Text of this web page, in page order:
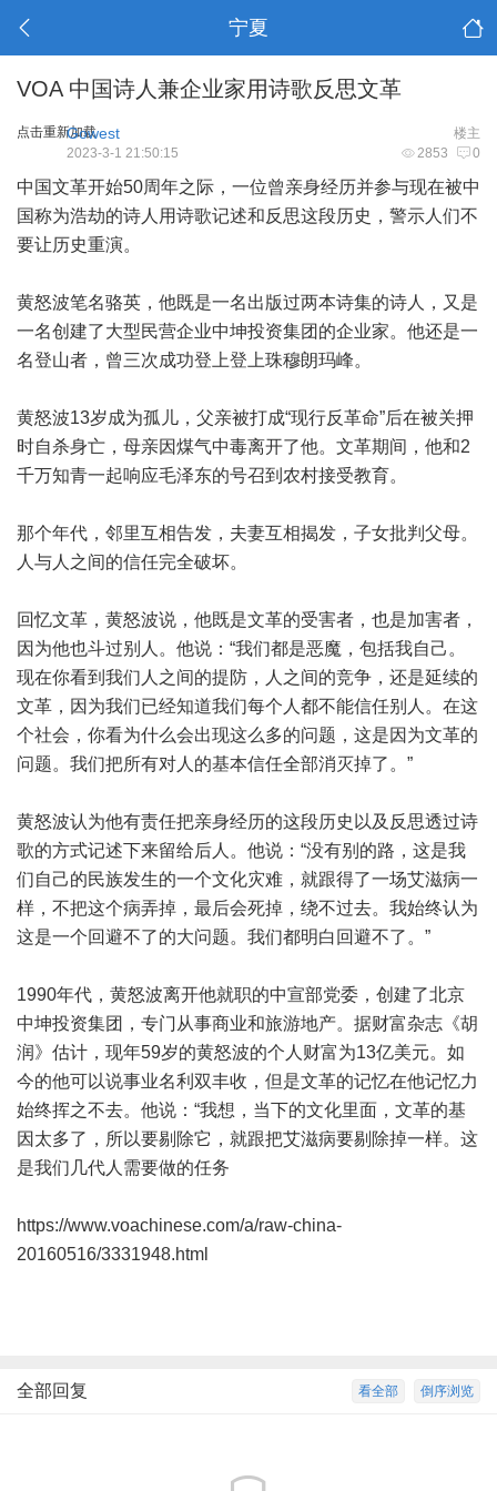
宁夏
VOA 中国诗人兼企业家用诗歌反思文革
点击重新加载 楼主
Gowest
2853 0
2023-3-1 21:50:15
中国文革开始50周年之际，一位曾亲身经历并参与现在被中
国称为浩劫的诗人用诗歌记述和反思这段历史，警示人们不
要让历史重演。
黄怒波笔名骆英，他既是一名出版过两本诗集的诗人，又是
一名创建了大型民营企业中坤投资集团的企业家。他还是一
名登山者，曾三次成功登上登上珠穆朗玛峰。
黄怒波13岁成为孤儿，父亲被打成“现行反革命”后在被关押
时自杀身亡，母亲因煤气中毒离开了他。文革期间，他和2
千万知青一起响应毛泽东的号召到农村接受教育。
那个年代，邻里互相告发，夫妻互相揭发，子女批判父母。
人与人之间的信任完全破坏。
回忆文革，黄怒波说，他既是文革的受害者，也是加害者，
因为他也斗过别人。他说：“我们都是恶魔，包括我自己。
现在你看到我们人之间的提防，人之间的竞争，还是延续的
文革，因为我们已经知道我们每个人都不能信任别人。在这
个社会，你看为什么会出现这么多的问题，这是因为文革的
问题。我们把所有对人的基本信任全部消灭掉了。”
黄怒波认为他有责任把亲身经历的这段历史以及反思透过诗
歌的方式记述下来留给后人。他说：“没有别的路，这是我
们自己的民族发生的一个文化灾难，就跟得了一场艾滋病一
样，不把这个病弄掉，最后会死掉，绕不过去。我始终认为
这是一个回避不了的大问题。我们都明白回避不了。”
1990年代，黄怒波离开他就职的中宣部党委，创建了北京
中坤投资集团，专门从事商业和旅游地产。据财富杂志《胡
润》估计，现年59岁的黄怒波的个人财富为13亿美元。如
今的他可以说事业名利双丰收，但是文革的记忆在他记忆力
始终挥之不去。他说：“我想，当下的文化里面，文革的基
因太多了，所以要剔除它，就跟把艾滋病要剔除掉一样。这
是我们几代人需要做的任务
https://www.voachinese.com/a/raw-china-
20160516/3331948.html
倒序浏览
看全部
全部回复